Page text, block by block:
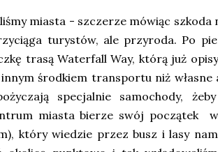
miasta - szczerze mówiąc szkoda
turystów, ale przyroda. Po
trasą Waterfall Way, którą już
środkiem transportu niż własne
specjalnie samochody,
miasta bierze swój początek
który wiedzie przez busz i lasy